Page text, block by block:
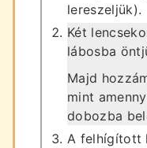
lereszeljük).
Két
lábosba
Majd
mint
dobozba
A felhígított